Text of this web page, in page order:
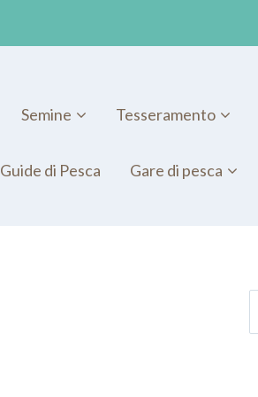
Semine Tesseramento
Guide di Pesca Gare di pesca